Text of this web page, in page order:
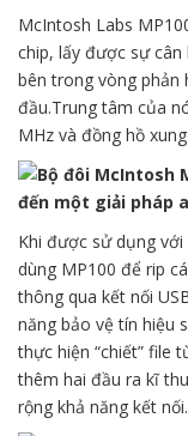
McIntosh Labs
chip, lấy được sự cân
bên trong vòng phản
đầu.Trung tâm của
MHz và đồng hồ
Khi được sử dụng
dùng MP100 để rip
thông qua kết nối
năng bảo vệ tín hiệu
thực hiện “chiết” file
thêm hai đầu ra kĩ
rộng khả năng kết nối.